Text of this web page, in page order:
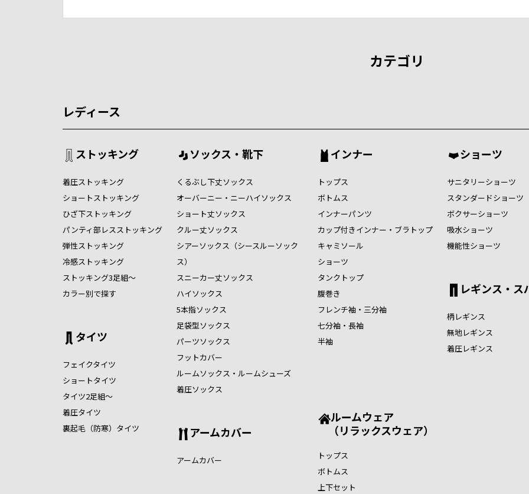
カテゴリ
レディース
ストッキング
着圧ストッキング
ショートストッキング
ひざ下ストッキング
パンティ部レスストッキング
弾性ストッキング
冷感ストッキング
ストッキング3足組～
カラー別で探す
タイツ
フェイクタイツ
ショートタイツ
タイツ2足組～
着圧タイツ
裏起毛（防寒）タイツ
ソックス・靴下
くるぶし下丈ソックス
オーバーニー・ニーハイソックス
ショート丈ソックス
クルー丈ソックス
シアーソックス（シースルーソック
ス）
スニーカー丈ソックス
ハイソックス
5本指ソックス
足袋型ソックス
パーツソックス
フットカバー
ルームソックス・ルームシューズ
着圧ソックス
アームカバー
アームカバー
インナー
トップス
ボトムス
インナーパンツ
カップ付きインナー・ブラトップ
キャミソール
ショーツ
タンクトップ
腹巻き
フレンチ袖・三分袖
七分袖・長袖
半袖
ショーツ
サニタリーショーツ
スタンダードショーツ
ボクサーショーツ
吸水ショーツ
機能性ショーツ
レギンス・ス
柄レギンス
無地レギンス
着圧レギンス
ルームウェア
（リラックスウェア）
トップス
ボトムス
上下セット